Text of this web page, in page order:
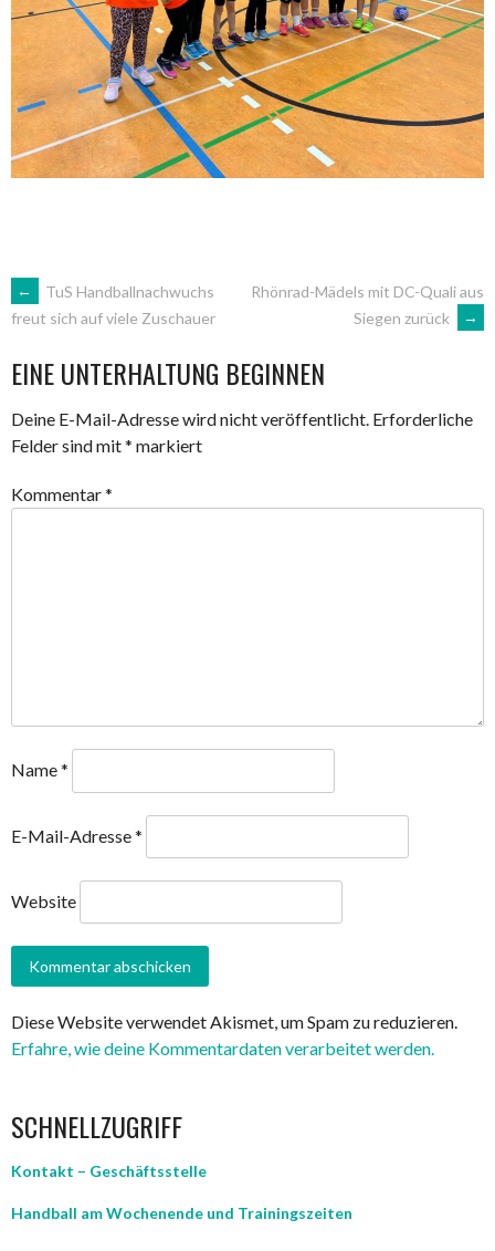
ARTIKEL-
NAVIGATION
←
TuS Handballnachwuchs
freut sich auf viele Zuschauer
Rhönrad-Mädels mit DC-Quali aus
Siegen zurück
→
EINE UNTERHALTUNG BEGINNEN
Deine E-Mail-Adresse wird nicht veröffentlicht. Erforderliche
Felder sind mit* markiert
Kommentar*
Name*
E-Mail-Adresse*
Website
Diese Website verwendet Akismet, um Spam zu reduzieren.
Erfahre, wie deine Kommentardaten verarbeitet werden.
SCHNELLZUGRIFF
Kontakt – Geschäftsstelle
Handball am Wochenende und Trainingszeiten